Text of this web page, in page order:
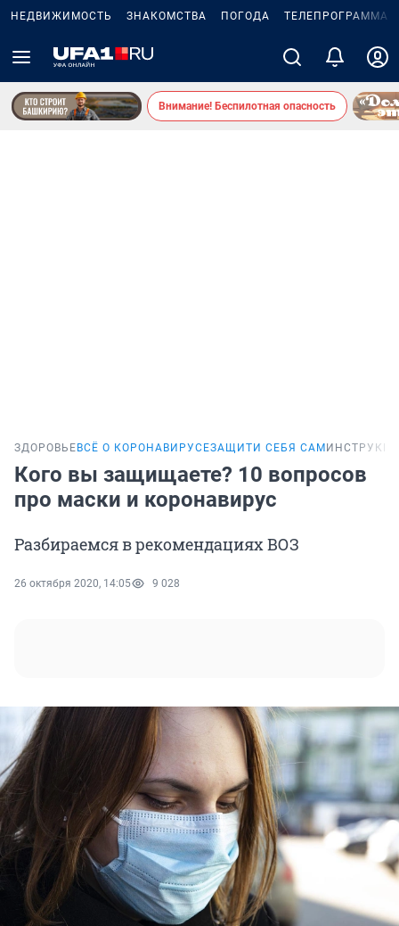
НЕДВИЖИМОСТЬ ЗНАКОМСТВА ПОГОДА ТЕЛЕПРОГРАММА
Внимание! Беспилотная опасность
ЗДОРОВЬЕ ВСЁ О КОРОНАВИРУСЕЗАЩИТИ СЕБЯ САМ
Кого вы защищаете? 10 вопросов
про маски и коронавирус
Разбираемся в рекомендациях ВОЗ
26 октября 2020, 14:05 9 028